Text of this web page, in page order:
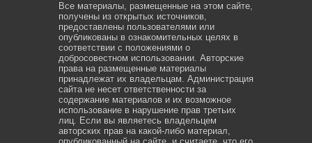
Все материалы, размещенные на этом сайте,
получены из открытых источников,
предоставлены пользователями или
опубликованы в ознакомительных целях в
соответствии с положениями о
добросовестном использовании. Авторские
права на размещенные материалы
принадлежат их владельцам. Администрация
сайта не несет ответственности за
содержание материалов и их возможное
использование в нарушение прав третьих
лиц. Если вы являетесь владельцем
авторских прав на какой-либо материал,